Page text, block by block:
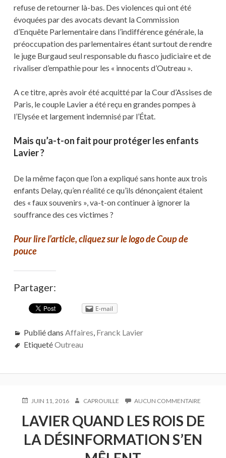
refuse de retourner là-bas. Des violences qui ont été
évoquées par des avocats devant la Commission
d’Enquête Parlementaire dans l’indifférence générale, la
préoccupation des parlementaires étant surtout de rendre
le juge Burgaud seul responsable du fiasco judiciaire et de
rivaliser d’empathie pour les « innocents d’Outreau ».
A ce titre, après avoir été acquitté par la Cour d’Assises de
Paris, le couple Lavier a été reçu en grandes pompes à
l’Elysée et largement indemnisé par l’État.
Mais qu’a-t-on fait pour protéger les enfants
Lavier ?
De la même façon que l’on a expliqué sans honte aux trois
enfants Delay, qu’en réalité ce qu’ils dénonçaient étaient
des « faux souvenirs », va-t-on continuer à ignorer la
souffrance des ces victimes ?
Pour lire l’article, cliquez sur le logo de Coup de
pouce
Partager:
E-mail
Publié dans Affaires, Franck Lavier
EtiquetéOutreau
PUBLIÉJUIN 11, 2016 AUTEUR
CAPROUILLE AUCUN COMMENTAIRE
QUAND
LES
ROIS
DE
LAVIER QUAND LES ROIS DE
LA DÉSINFORMATION S’EN